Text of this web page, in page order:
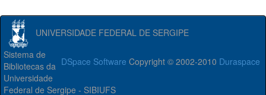
UNIVERSIDADE FEDERAL DE SERGIPE
DSpace Software Copyright © 2002-2010 Duraspace
Sistema de
Bibliotecas da
Universidade
Federal de Sergipe - SIBIUFS